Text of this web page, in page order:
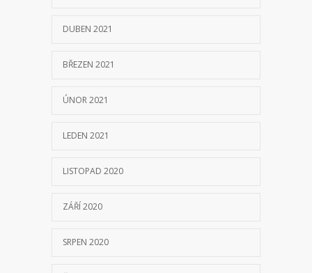
DUBEN 2021
BŘEZEN 2021
ÚNOR 2021
LEDEN 2021
LISTOPAD 2020
ZÁŘÍ 2020
SRPEN 2020